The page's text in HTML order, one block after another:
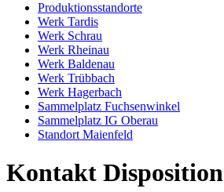
Produktionsstandorte
Werk Tardis
Werk Schrau
Werk Rheinau
Werk Baldenau
Werk Trübbach
Werk Hagerbach
Sammelplatz Fuchsenwinkel
Sammelplatz IG Oberau
Standort Maienfeld
Kontakt Disposition